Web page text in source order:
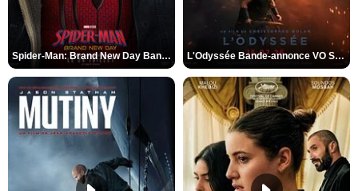
Spider-Man: Brand New Day Bande-annonce VO STFR L'Odyssée Bande-annonce VO STFR